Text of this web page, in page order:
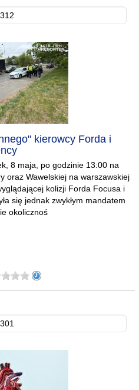
312
kierowcy Forda i
8 maja, po godzinie 13:00 na
oraz Wawelskiej na warszawskiej
kolizji Forda Focusa i
się jednak zwykłym mandatem
okolicznoś
301